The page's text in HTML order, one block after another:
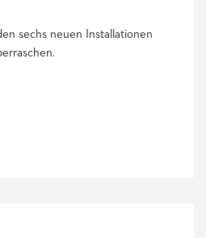
sechs neuen Installationen